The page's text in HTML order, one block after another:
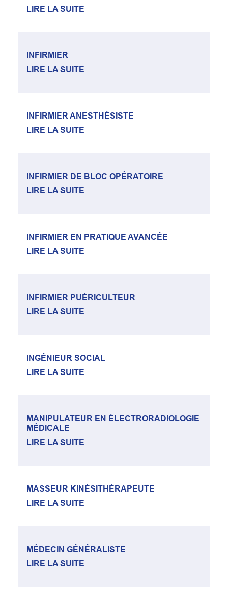
LIRE LA SUITE
INFIRMIER
LIRE LA SUITE
INFIRMIER ANESTHÉSISTE
LIRE LA SUITE
INFIRMIER DE BLOC OPÉRATOIRE
LIRE LA SUITE
INFIRMIER EN PRATIQUE AVANCÉE
LIRE LA SUITE
INFIRMIER PUÉRICULTEUR
LIRE LA SUITE
INGÉNIEUR SOCIAL
LIRE LA SUITE
MANIPULATEUR EN ÉLECTRORADIOLOGIE
MÉDICALE
LIRE LA SUITE
MASSEUR KINÉSITHÉRAPEUTE
LIRE LA SUITE
MÉDECIN GÉNÉRALISTE
LIRE LA SUITE